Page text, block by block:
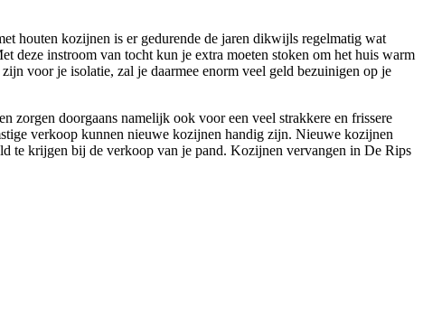
houten kozijnen is er gedurende de jaren dikwijls regelmatig wat
deze instroom van tocht kun je extra moeten stoken om het huis warm
voor je isolatie, zal je daarmee enorm veel geld bezuinigen op je
doorgaans namelijk ook voor een veel strakkere en frissere
verkoop kunnen nieuwe kozijnen handig zijn. Nieuwe kozijnen
te krijgen bij de verkoop van je pand. Kozijnen vervangen in De Rips